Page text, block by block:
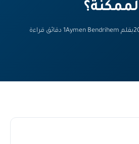
بقلم Aymen Bendrihem 1 دقائق قراءة